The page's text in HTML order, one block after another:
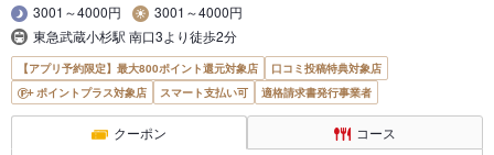
3001～4000円
3001～4000円
東急武蔵小杉駅 南口3より徒歩2分
【アプリ予約限定】最大800ポイント還元対象店
口コミ投稿特典対象店
ポイントプラス対象店
スマート支払い可 適格請求書発行事業者
クーポン コース